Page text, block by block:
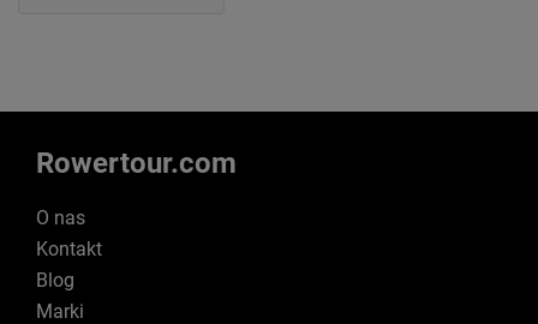
Rowertour.com
O nas
Kontakt
Blog
Marki